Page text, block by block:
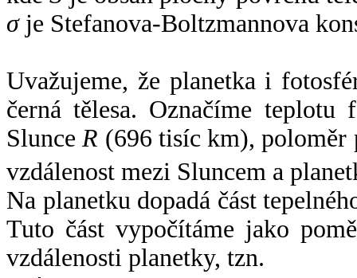
σje Stefanova-Boltzmannova
Uvažujeme, že planetka i
černá tělesa. Označíme
SlunceR (696 tisíc km),
vzdálenost mezi Sluncem a
Na planetku dopadá část
Tuto část vypočítáme jako
vzdálenosti planetky, tzn.